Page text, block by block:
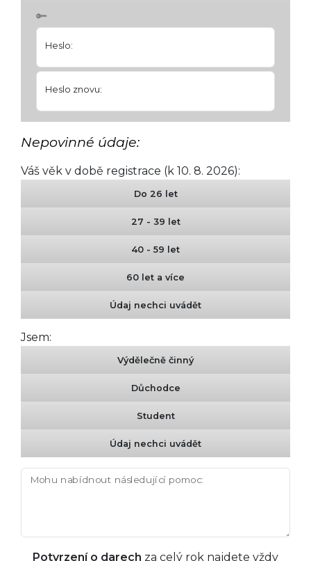
Heslo:
Heslo znovu:
Nepovinné údaje:
Váš věk v době registrace (k 10. 8. 2026):
Do 26 let
27 - 39 let
40 - 59 let
60 let a více
Údaj nechci uvádět
Jsem:
Výdělečně činný
Důchodce
Student
Údaj nechci uvádět
Mohu nabídnout následující pomoc:
Potvrzení o darech za celý rok najdete vždy